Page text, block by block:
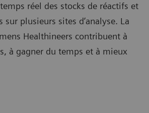
réel des stocks de réactifs et
sur plusieurs sites d’analyse. La
Healthineers contribuent à
à gagner du temps et à mieux